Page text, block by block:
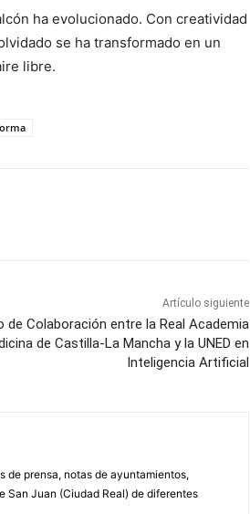
ha evolucionado. Con creatividad
se ha transformado en un
libre.
Artículo siguiente
de Colaboración entre la Real Academia
de Castilla-La Mancha y la UNED en
Inteligencia Artificial
de prensa, notas de ayuntamientos,
San Juan (Ciudad Real) de diferentes